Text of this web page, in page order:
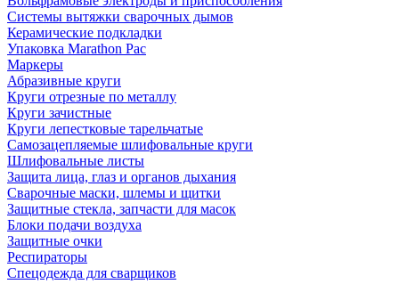
Системы вытяжки сварочных дымов
Керамические подкладки
Упаковка Marathon Pac
Маркеры
Абразивные круги
Круги отрезные по металлу
Круги зачистные
Круги лепестковые тарельчатые
Самозацепляемые шлифовальные круги
Шлифовальные листы
Защита лица, глаз и органов дыхания
Сварочные маски, шлемы и щитки
Защитные стекла, запчасти для масок
Блоки подачи воздуха
Защитные очки
Респираторы
Спецодежда для сварщиков